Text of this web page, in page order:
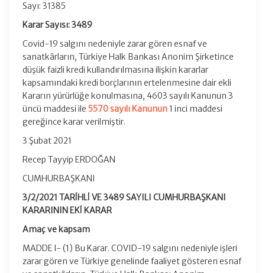
Sayı: 31385
Karar Sayısı: 3489
Covid-19 salgını nedeniyle zarar gören esnaf ve
sanatkârların, Türkiye Halk Bankası Anonim Şirketince
düşük faizli kredi kullandırılmasına ilişkin kararlar
kapsamındaki kredi borçlarının ertelenmesine dair ekli
Kararın yürürlüğe konulmasına, 4603 sayılı Kanunun 3
üncü maddesi ile 5570 sayılı Kanunun 1 inci maddesi
gereğince karar verilmiştir.
3 Şubat 2021
Recep Tayyip ERDOĞAN
CUMHURBAŞKANI
3/2/2021 TARİHLİ VE 3489 SAYILI CUMHURBAŞKANI
KARARININ EKİ KARAR
Amaç ve kapsam
MADDE l- (1) Bu Karar. COVID-19 salgını nedeniyle işleri
zarar gören ve Türkiye genelinde faaliyet gösteren esnaf